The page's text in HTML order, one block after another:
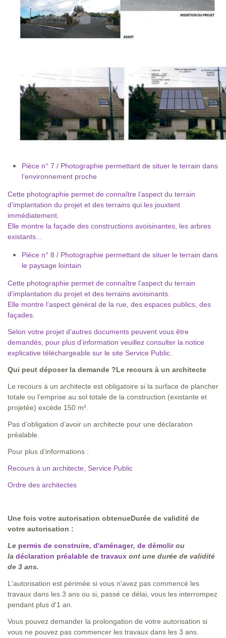
Pièce n° 7 / Photographie permettant de situer le terrain dans
l’environnement proche
Cette photographie permet de connaître l’aspect du terrain
d’implantation du projet et des terrains qui les jouxtent
immédiatement.
Elle montre la façade des constructions avoisinantes, les arbres
existants...
Pièce n° 8 / Photographie permettant de situer le terrain dans
le paysage lointain
Cette photographie permet de connaître l’aspect du terrain
d’implantation du projet et des terrains avoisinants.
Elle montre l’aspect général de la rue, des espaces publics, des
façades.
Selon votre projet d’autres documents peuvent vous être
demandés, pour plus d’information veuillez consulter la notice
explicative téléchargeable sur le site Service Public.
Qui peut déposer la demande ?Le recours à un architecte
Le recours à un architecte est obligatoire si la surface de plancher
totale ou l’emprise au sol totale de la construction (existante et
projetée) excède 150 m².
Pas d’obligation d’avoir un architecte pour une déclaration
préalable.
Pour plus d’informations :
Recours à un architecte, Service Public
Ordre des architectes
Une fois votre autorisation obtenueDurée de validité de
votre autorisation :
Le permis de construire, d'aménager, de démolirou
la déclaration préalable de travaux ont une durée de validité
de 3 ans.
L'autorisation est périmée si vous n'avez pas commencé les
travaux dans les 3 ans ou si, passé ce délai, vous les interrompez
pendant plus d'1 an.
Vous pouvez demander la prolongation de votre autorisation si
vous ne pouvez pas commencer les travaux dans les 3 ans.